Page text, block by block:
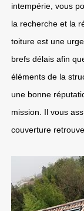
intempérie, vous
la recherche et la
toiture est une
brefs délais afin
éléments de la
une bonne
mission. Il vous
couverture